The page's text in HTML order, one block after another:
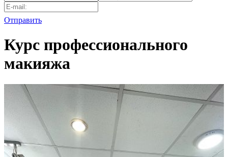
Отправить
Курс профессионального
макияжа